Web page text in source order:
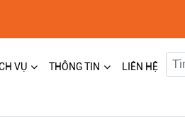
VỤ THÔNG TIN LIÊN HỆ